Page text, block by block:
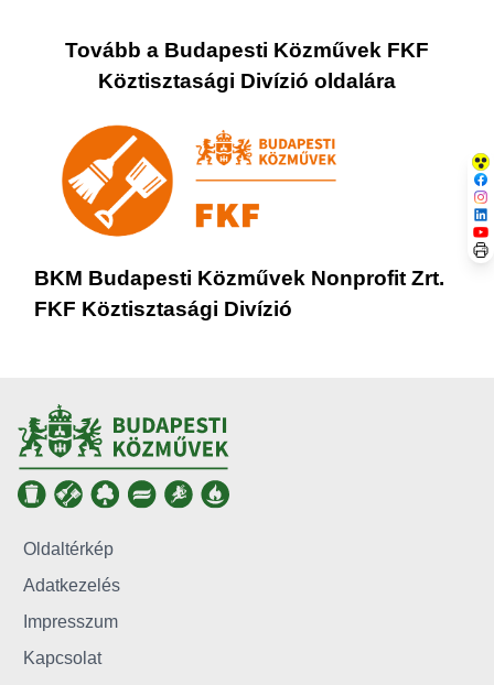
Tovább a Budapesti Közművek FKF
Köztisztasági Divízió oldalára
BKM Budapesti Közművek Nonprofit Zrt.
FKF Köztisztasági Divízió
Oldaltérkép
Adatkezelés
Impresszum
Kapcsolat